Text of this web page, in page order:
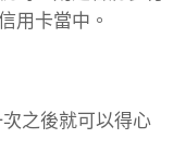
用卡當中。
之後就可以得心